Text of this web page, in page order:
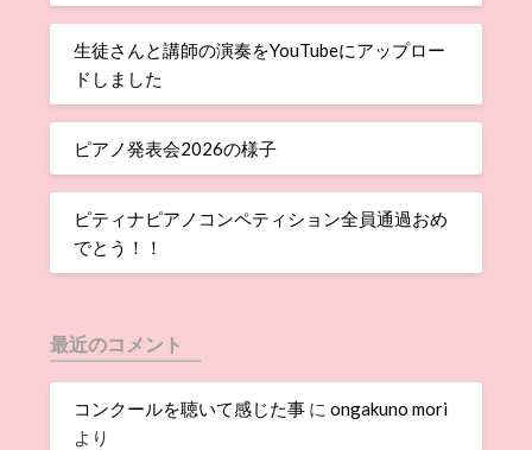
生徒さんと講師の演奏をYouTubeにアップロー
ドしました
ピアノ発表会2026の様子
ピティナピアノコンペティション全員通過おめ
でとう！！
最近のコメント
コンクールを聴いて感じた事 にongakuno mori
より